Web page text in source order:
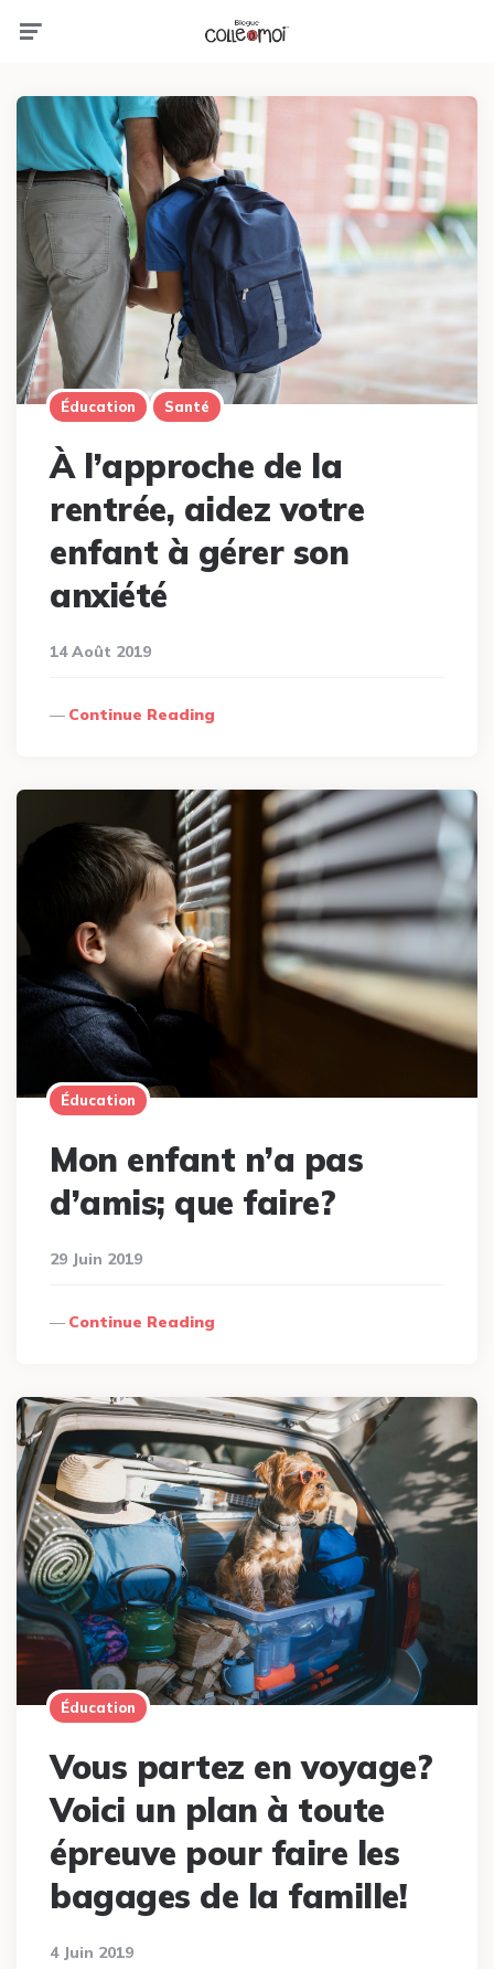
Éducation Santé
À l’approche de la
rentrée, aidez votre
enfant à gérer son
anxiété
14 Août 2019
Continue Reading
Éducation
Mon enfant n’a pas
d’amis; que faire?
29 Juin 2019
Continue Reading
Éducation
Vous partez en voyage?
Voici un plan à toute
épreuve pour faire les
bagages de la famille!
4 Juin 2019